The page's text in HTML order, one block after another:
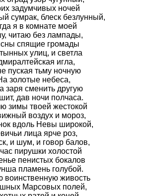
задумчивых ночей
сумрак, блеск безлунный,
я в комнате моей
читаю без лампады,
спящие громады
улиц, и светла
игла,
пуская тьму ночную
золотые небеса,
заря сменить другую
дав ночи полчаса.
зимы твоей жестокой
воздух и мороз,
вдоль Невы широкой,
лица ярче роз,
и шум, и говор балов,
пирушки холостой
пенистых бокалов
пламень голубой.
воинственную живость
Марсовых полей,